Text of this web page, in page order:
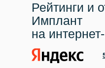
Рейтинги и
Имплант
на